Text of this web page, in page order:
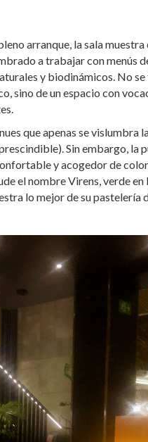
arranque, la sala muestra
a trabajar con menús
y biodinámicos. No
sino de un espacio con
que apenas se vislumbra
Sin embargo, la
y acogedor de
el nombre Virens, verde
lo mejor de su pastelería